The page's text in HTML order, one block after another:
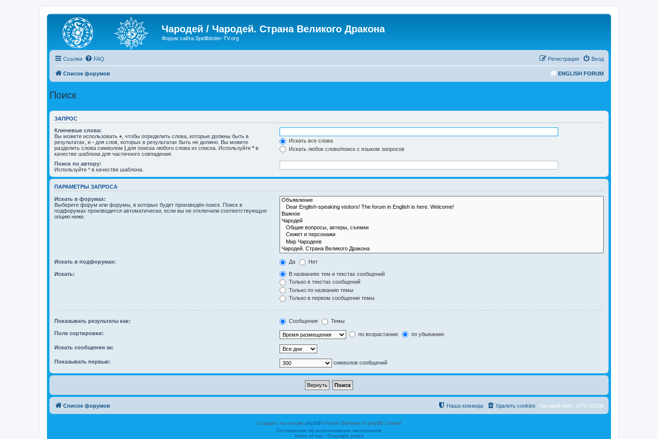
Чародей / Чародей. Страна Великого Дракона
Форум сайта Spellbinder-TV.org
Ссылки FAQ Вход
Регистрация
Список форумов ENGLISH FORUM
Поиск
ЗАПРОС
Ключевые слова:
Вы можете использовать + , чтобы определить слова, которые должны быть в
результатах, и - для слов, которых в результатах быть не должно. Вы можете
разделить слова символом | для поиска любого слова из списка. Используйте * в
качестве шаблона для частичного совпадения.
Искать все слова
Искать любое слово/поиск с языком запросов
Поиск по автору:
Используйте * в качестве шаблона.
ПАРАМЕТРЫ ЗАПРОСА
Искать в форумах:
Выберите форум или форумы, в которых будет произведён поиск. Поиск в
подфорумах производится автоматически, если вы не отключили соответствующую
опцию ниже.
Искать в подфорумах: Да Нет
Искать:
В названиях тем и текстах сообщений
Только в текстах сообщений
Только по названию темы
Только в первом сообщении темы
Показывать результаты как: Сообщения Темы
Поле сортировки: по возрастанию по убыванию
Искать сообщения за:
Показывать первые: символов сообщений
Список форумов Часовой пояс: UTC+03:00
Удалить cookies
Наша команда
Создано на основе phpBB® Forum Software © phpBB Limited
Соглашение об использовании материалов
Terms of use / Copyright police